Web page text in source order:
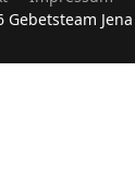
Gebetsteam Jena